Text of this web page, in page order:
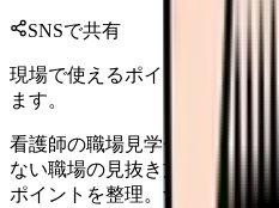
SNSで共有
現場で使えるポイントを、同
ます。
看護師の職場見学チェックリ
ない職場の見抜き方 看護師が
ポイントを整理。ナースステ